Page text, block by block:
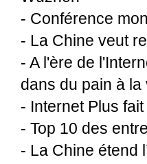
- Conférence
- La Chine veut
- A l'ère de
dans du pain à la
- Internet Plus
- Top 10 des
- La Chine étend